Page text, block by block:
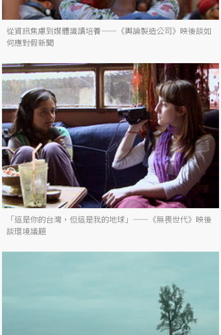
從資訊焦慮到媒體識讀培養——《輿論製造公司》映後談如
何應對假新聞
「這是你的台灣，但這是我的地球」——《無畏世代》映後
談環境議題